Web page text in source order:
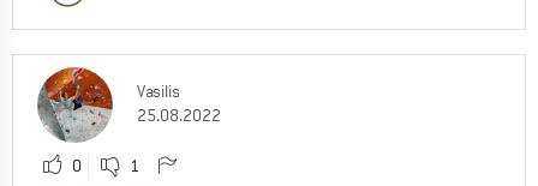
Vasilis
25.08.2022
0 1